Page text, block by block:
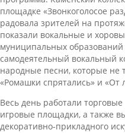
площадке «Звонкоголосое
радовала зрителей на
показали вокальные и
муниципальных
самодеятельный вокальный
народные песни, которые не
«Ромашки спрятались» и «От
Весь день работали
игровые площадки, а также
декоративно-прикладного